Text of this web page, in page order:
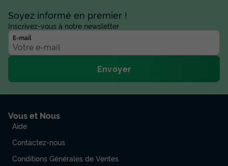
Soyez informé en premier !
Inscrivez-vous à notre newsletter
E-mail
Envoyer
Vous et Nous
Aide
Contactez-nous
Conditions Générales de Ventes